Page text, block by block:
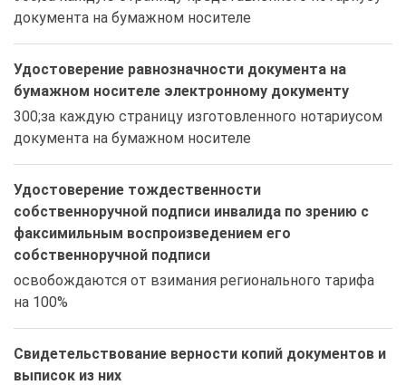
документа на бумажном носителе
Удостоверение равнозначности документа на
бумажном носителе электронному документу
300;за каждую страницу изготовленного нотариусом
документа на бумажном носителе
Удостоверение тождественности
собственноручной подписи инвалида по зрению с
факсимильным воспроизведением его
собственноручной подписи
освобождаются от взимания регионального тарифа
на 100%
Свидетельствование верности копий документов и
выписок из них